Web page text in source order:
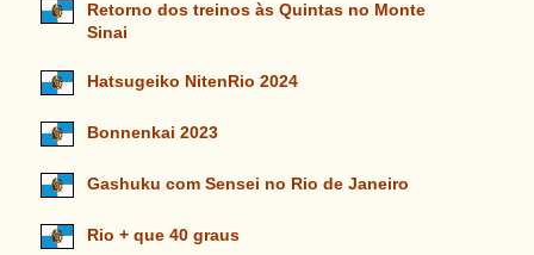
Retorno dos treinos às Quintas no Monte
Sinai
Hatsugeiko NitenRio 2024
Bonnenkai 2023
Gashuku com Sensei no Rio de Janeiro
Rio + que 40 graus